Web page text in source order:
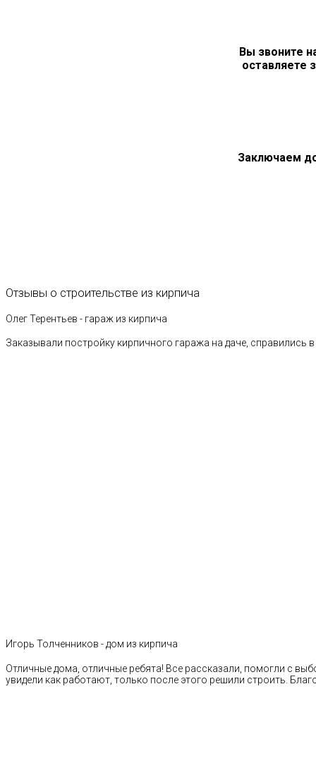
Вы звоните
оставляете
Заключаем
Отзывы о строительстве из кирпича
Олег Терентьев - гараж из кирпича
Заказывали постройку кирпичного гаража на даче, справились
Игорь Толченников - дом из кирпича
Отличные дома, отличные ребята! Все рассказали, помогли с
увидели как работают, только после этого решили строить.